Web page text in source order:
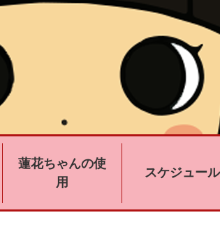
蓮花ちゃんの使
用
スケジュール